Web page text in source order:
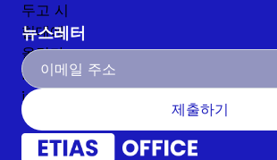
뉴스레터
제출하기